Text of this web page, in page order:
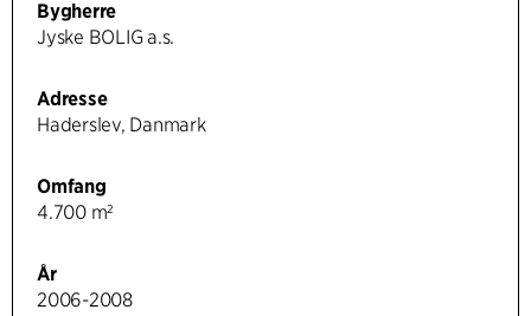
Bygherre
Jyske BOLIG a.s.
Adresse
Haderslev, Danmark
Omfang
4.700 m²
År
2006-2008